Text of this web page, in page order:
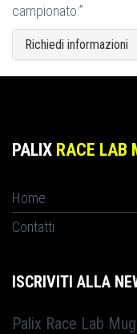
campionato.”
Richiedi informazioni
PALIX RACE LAB
Home
Contatti
ISCRIVITI ALLA
Palix Race Lab